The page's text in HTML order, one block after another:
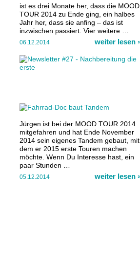
ist es drei Monate her, dass die MOOD
TOUR 2014 zu Ende ging, ein halbes
Jahr her, dass sie anfing – das ist
inzwischen passiert: Vier weitere …
06.12.2014 weiter lesen
Jürgen ist bei der MOOD TOUR 2014
mitgefahren und hat Ende November
2014 sein eigenes Tandem gebaut, mit
dem er 2015 erste Touren machen
möchte. Wenn Du Interesse hast, ein
paar Stunden …
05.12.2014 weiter lesen